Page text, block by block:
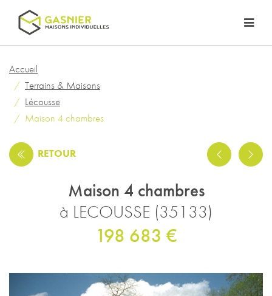
Accueil
Terrains & Maisons
Lécousse
Maison 4 chambres
RETOUR
Maison 4 chambres
à LECOUSSE (35133)
198 683 €